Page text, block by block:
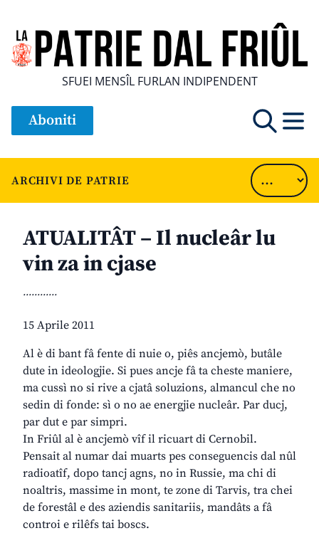
SFUEI MENSÎL FURLAN INDIPENDENT
Aboniti
ARCHIVI DE PATRIE
ATUALITÂT – Il nucleâr lu
vin za in cjase
............
15 Aprile 2011
Al è di bant fâ fente di nuie o, piês ancjemò, butâle
dute in ideologjie. Si pues ancje fâ ta cheste maniere,
ma cussì no si rive a cjatâ soluzions, almancul che no
sedin di fonde: sì o no ae energjie nucleâr. Par ducj,
par dut e par simpri.
In Friûl al è ancjemò vîf il ricuart di Cernobil.
Pensait al numar dai muarts pes conseguencis dal nûl
radioatîf, dopo tancj agns, no in Russie, ma chi di
noaltris, massime in mont, te zone di Tarvis, tra chei
de forestâl e des aziendis sanitariis, mandâts a fâ
controi e rilêfs tai boscs.